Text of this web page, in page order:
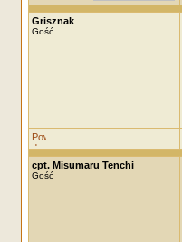
Grisznak
Gość
cpt. Misumaru Tenchi
Gość